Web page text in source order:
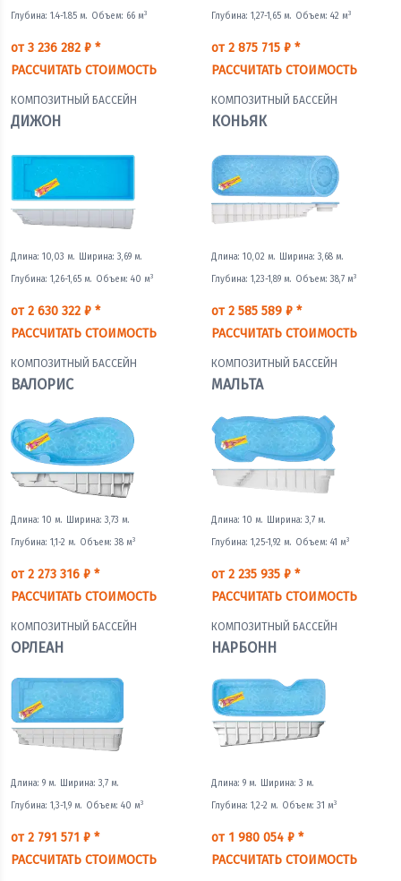
Глубина: 1.4-1.85 м. Объем: 66 м3
от 3 236 282 ₽ *
РАССЧИТАТЬ СТОИМОСТЬ
Глубина: 1,27-1,65 м. Объем: 42 м3
от 2 875 715 ₽ *
РАССЧИТАТЬ СТОИМОСТЬ
КОМПОЗИТНЫЙ БАССЕЙН
ДИЖОН
Длина: 10,03 м. Ширина: 3,69 м.
Глубина: 1,26-1,65 м. Объем: 40 м3
от 2 630 322 ₽ *
РАССЧИТАТЬ СТОИМОСТЬ
КОМПОЗИТНЫЙ БАССЕЙН
КОНЬЯК
Длина: 10,02 м. Ширина: 3,68 м.
Глубина: 1,23-1,89 м. Объем: 38,7 м3
от 2 585 589 ₽ *
РАССЧИТАТЬ СТОИМОСТЬ
КОМПОЗИТНЫЙ БАССЕЙН
ВАЛОРИС
Длина: 10 м. Ширина: 3,73 м.
Глубина: 1,1-2 м. Объем: 38 м3
от 2 273 316 ₽ *
РАССЧИТАТЬ СТОИМОСТЬ
КОМПОЗИТНЫЙ БАССЕЙН
МАЛЬТА
Длина: 10 м. Ширина: 3,7 м.
Глубина: 1,25-1,92 м. Объем: 41 м3
от 2 235 935 ₽ *
РАССЧИТАТЬ СТОИМОСТЬ
КОМПОЗИТНЫЙ БАССЕЙН
ОРЛЕАН
Длина: 9 м. Ширина: 3,7 м.
Глубина: 1,3-1,9 м. Объем: 40 м3
от 2 791 571 ₽ *
РАССЧИТАТЬ СТОИМОСТЬ
КОМПОЗИТНЫЙ БАССЕЙН
НАРБОНН
Длина: 9 м. Ширина: 3 м.
Глубина: 1,2-2 м. Объем: 31 м3
от 1 980 054 ₽ *
РАССЧИТАТЬ СТОИМОСТЬ